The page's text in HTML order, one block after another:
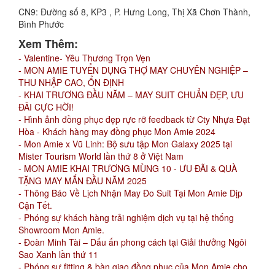
CN9: Đường số 8, KP3 , P. Hưng Long, Thị Xã Chơn Thành,
Bình Phước
Xem Thêm:
- Valentine- Yêu Thương Trọn Vẹn
- MON AMIE TUYỂN DỤNG THỢ MAY CHUYÊN NGHIỆP –
THU NHẬP CAO, ỔN ĐỊNH
- KHAI TRƯƠNG ĐẦU NĂM – MAY SUIT CHUẨN ĐẸP, ƯU
ĐÃI CỰC HỜI!
- Hình ảnh đồng phục đẹp rực rỡ feedback từ Cty Nhựa Đạt
Hòa - Khách hàng may đồng phục Mon Amie 2024
- Mon Amie x Vũ Linh: Bộ sưu tập Mon Galaxy 2025 tại
Mister Tourism World lần thứ 8 ở Việt Nam
- MON AMIE KHAI TRƯƠNG MÙNG 10 - ƯU ĐÃI & QUÀ
TẶNG MAY MẮN ĐẦU NĂM 2025
- Thông Báo Về Lịch Nhận May Đo Suit Tại Mon Amie Dịp
Cận Tết.
- Phóng sự khách hàng trải nghiệm dịch vụ tại hệ thống
Showroom Mon Amie.
- Đoàn Minh Tài – Dấu ấn phong cách tại Giải thưởng Ngôi
Sao Xanh lần thứ 11
- Phóng sự fitting & bàn giao đồng phục của Mon Amie cho